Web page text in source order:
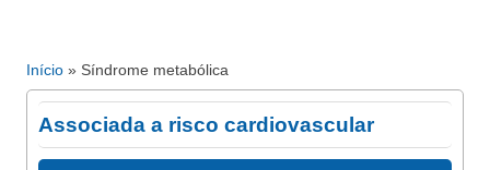
Está aqui
Início » Síndrome metabólica
Associada a risco cardiovascular